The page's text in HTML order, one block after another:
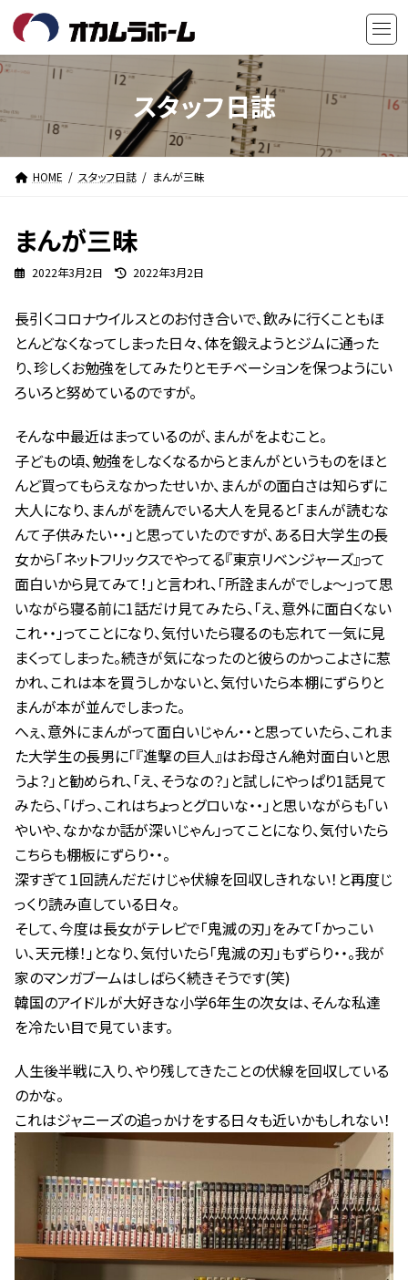
テ
ン
へ
キ
ゲ
ー
ョ
に
スタッフ日誌
HOME スタッフ日誌 まんが三昧
まんが三昧
2022年3月2日
最
新
日
時
:
2022年3月2日
長引くコロナウイルスとのお付き合いで、飲みに行くこともほ
とんどなくなってしまった日々、体を鍛えようとジムに通った
り、珍しくお勉強をしてみたりとモチベーションを保つようにい
ろいろと努めているのですが。
そんな中最近はまっているのが、まんがをよむこと。
子どもの頃、勉強をしなくなるからとまんがというものをほと
んど買ってもらえなかったせいか、まんがの面白さは知らずに
大人になり、まんがを読んでいる大人を見ると「まんが読むな
んて子供みたい・・」と思っていたのですが、ある日大学生の長
女から「ネットフリックスでやってる『東京リベンジャーズ』って
面白いから見てみて！」と言われ、「所詮まんがでしょ～」って思
いながら寝る前に1話だけ見てみたら、「え、意外に面白くない
これ・・」ってことになり、気付いたら寝るのも忘れて一気に見
まくってしまった。続きが気になったのと彼らのかっこよさに惹
かれ、これは本を買うしかないと、気付いたら本棚にずらりと
まんが本が並んでしまった。
へぇ、意外にまんがって面白いじゃん・・と思っていたら、これま
た大学生の長男に「『進撃の巨人』はお母さん絶対面白いと思
うよ？」と勧められ、「え、そうなの？」と試しにやっぱり1話見て
みたら、「げっ、これはちょっとグロいな・・」と思いながらも「い
やいや、なかなか話が深いじゃん」ってことになり、気付いたら
こちらも棚板にずらり・・。
深すぎて１回読んだだけじゃ伏線を回収しきれない！と再度じ
っくり読み直している日々。
そして、今度は長女がテレビで「鬼滅の刃」をみて「かっこい
い、天元様！」となり、気付いたら「鬼滅の刃」もずらり・・。我が
家のマンガブームはしばらく続きそうです(笑)
韓国のアイドルが大好きな小学6年生の次女は、そんな私達
を冷たい目で見ています。
人生後半戦に入り、やり残してきたことの伏線を回収している
のかな。
これはジャニーズの追っかけをする日々も近いかもしれない！